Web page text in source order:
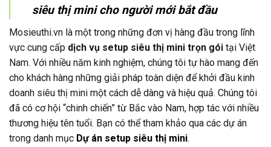
siêu thị mini cho người mới bắt đầu
Mosieuthi.vn là một trong những đơn vị hàng đầu trong lĩnh
vực cung cấp dịch vụ setup siêu thị mini trọn gói tại Việt
Nam. Với nhiều năm kinh nghiệm, chúng tôi tự hào mang đến
cho khách hàng những giải pháp toàn diện để khởi đầu kinh
doanh siêu thị mini một cách dễ dàng và hiệu quả. Chúng tôi
đã có cơ hội “chinh chiến” từ Bắc vào Nam, hợp tác với nhiều
thương hiệu tên tuổi. Bạn có thể tham khảo qua các dự án
trong danh mục Dự án setup siêu thị mini.